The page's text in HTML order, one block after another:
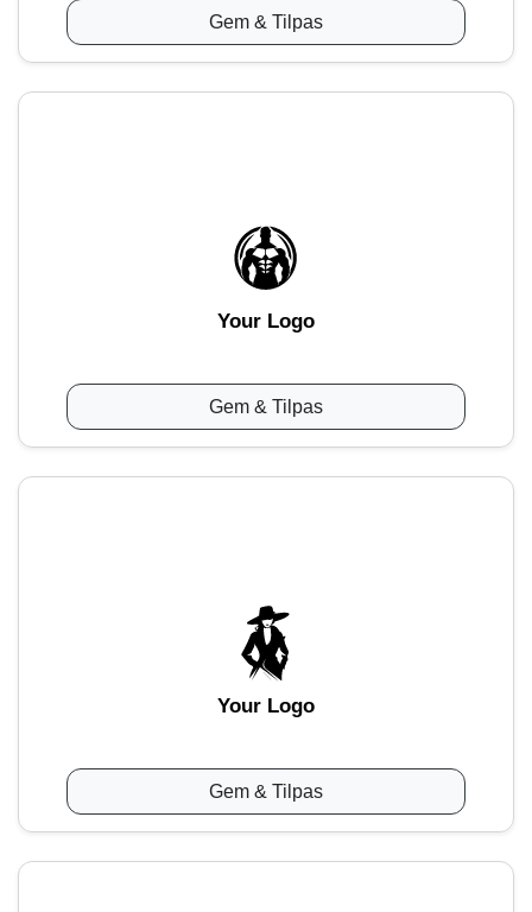
Gem & Tilpas
Your Logo
Gem & Tilpas
Your Logo
Gem & Tilpas